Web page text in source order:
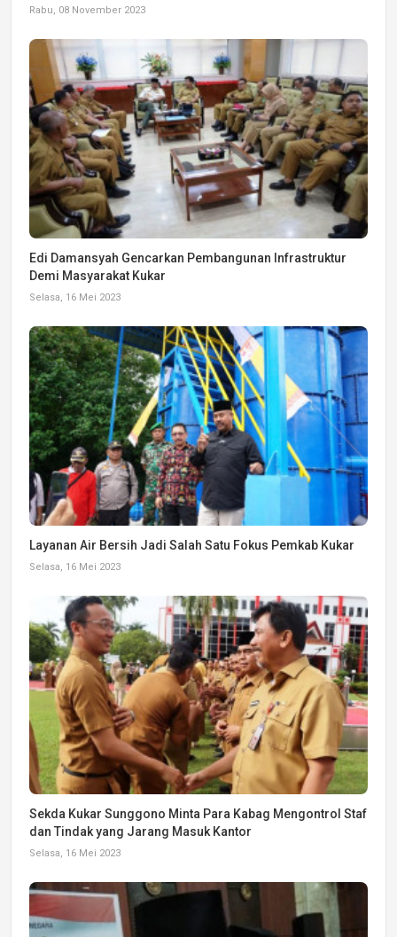
Rabu, 08 November 2023
Edi Damansyah Gencarkan Pembangunan Infrastruktur
Demi Masyarakat Kukar
Selasa, 16 Mei 2023
Layanan Air Bersih Jadi Salah Satu Fokus Pemkab Kukar
Selasa, 16 Mei 2023
Sekda Kukar Sunggono Minta Para Kabag Mengontrol Staf
dan Tindak yang Jarang Masuk Kantor
Selasa, 16 Mei 2023